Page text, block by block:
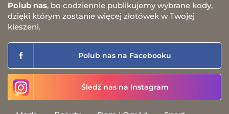
Polub nas, bo codziennie publikujemy wybrane kody,
dzięki którym zostanie więcej złotówek w Twojej
kieszeni.
Polub nas na Facebooku
Śledź nas na Instagram